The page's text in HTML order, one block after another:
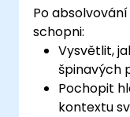
Po
schopni:
Vysvětlit,
špinavých
Pochopit
kontextu